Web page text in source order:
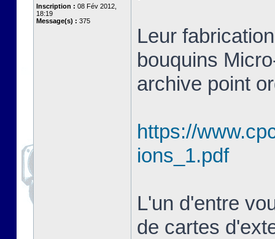
Inscription : 08 Fév 2012,
18:19
Message(s) : 375
Leur
bouquins
archive point
https://
ions_1.pdf
L'un d'entre
de cartes